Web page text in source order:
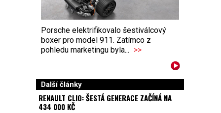
Porsche elektrifikovalo šestiválcový
boxer pro model 911. Zatímco z
pohledu marketingu byla... >>
Další články
RENAULT CLIO: ŠESTÁ GENERACE ZAČÍNÁ NA
434 000 KČ